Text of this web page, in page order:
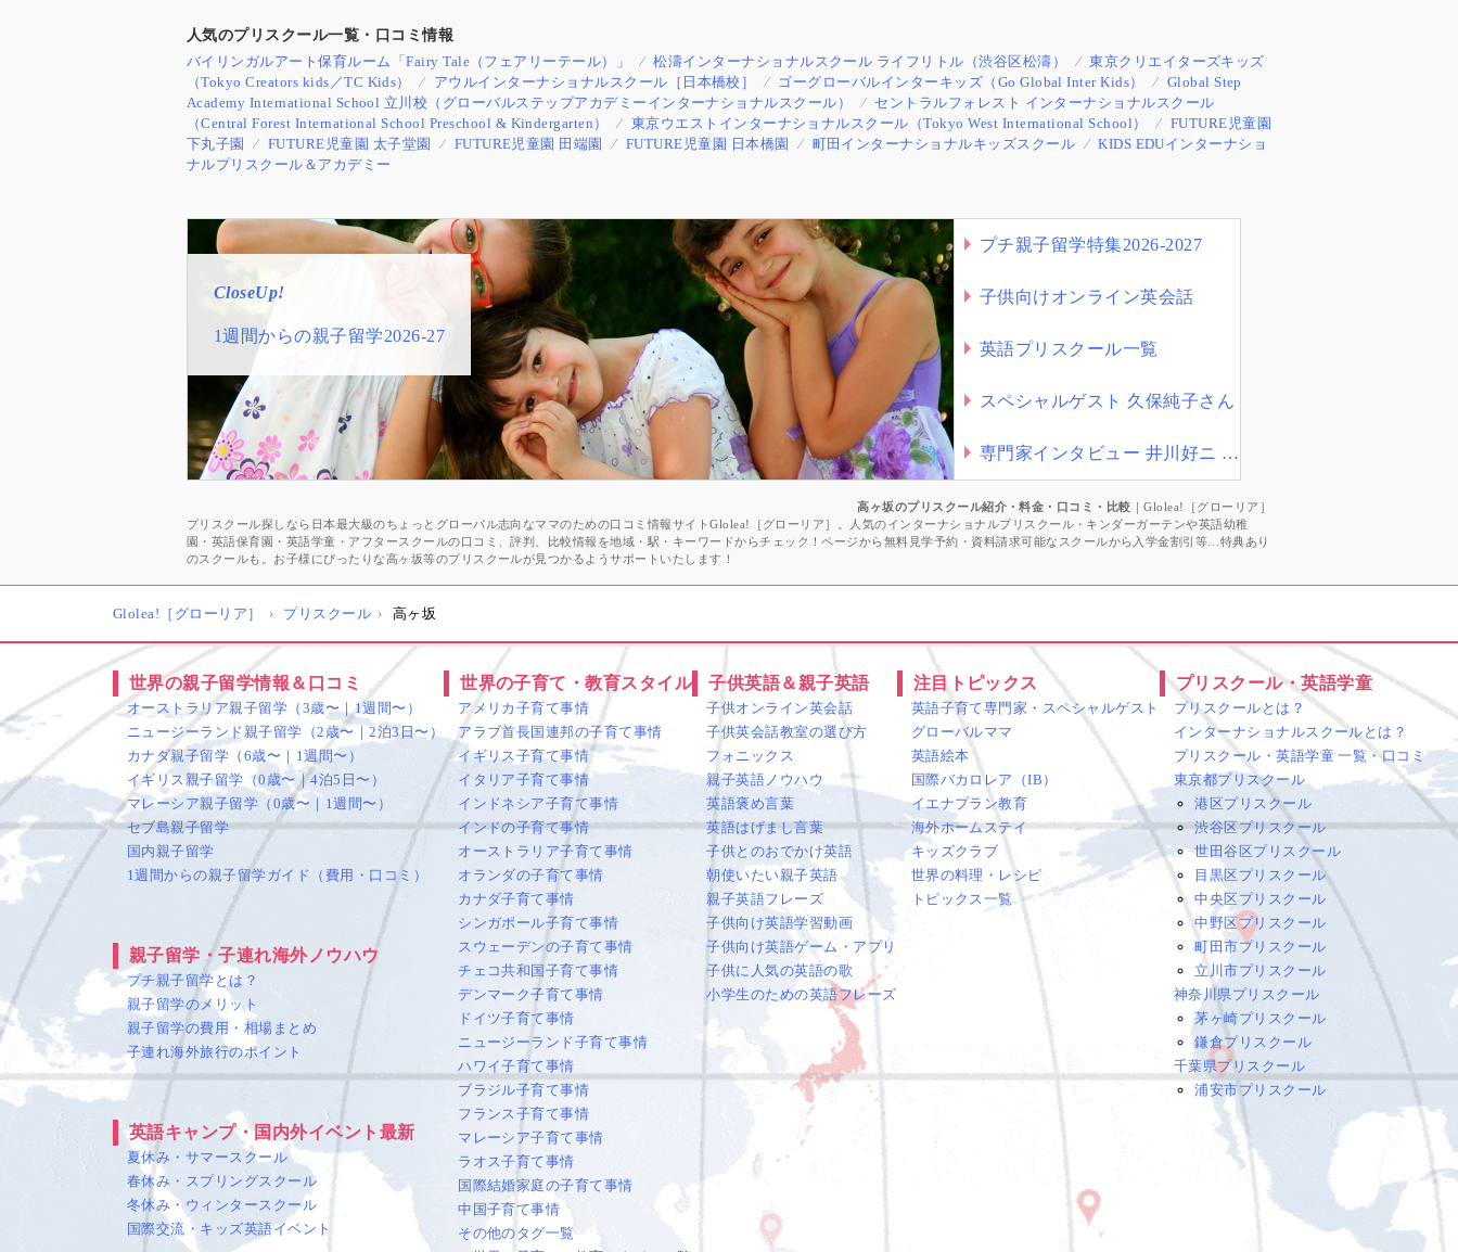
人気のプリスクール一覧・口コミ情報
バイリンガルアート保育ルーム「Fairy Tale（フェアリーテール）」
松濤インターナショナルスクール ライフリトル（渋谷区松濤）
東京クリエイターズキッズ
（Tokyo Creators kids／TC Kids）
アウルインターナショナルスクール［日本橋校］ ゴーグローバルインターキッズ（Go Global Inter Kids）
Global Step
Academy International School 立川校（グローバルステップアカデミーインターナショナルスクール）
セントラルフォレスト インターナショナルスクール
（Central Forest International School Preschool & Kindergarten）
東京ウエストインターナショナルスクール（Tokyo West International School）
FUTURE児童園
下丸子園
FUTURE児童園 太子堂園 FUTURE児童園 田端園 FUTURE児童園 日本橋園 町田インターナショナルキッズスクール
KIDS EDUインターナショ
ナルプリスクール＆アカデミー
CloseUp!
1週間からの親子留学2026-27
プチ親子留学特集2026-2027
CloseUp!
子供向けオンライン英会話
子供向けオンライン英会話
CloseUp!
おすすめ★英語プリスクール一覧
英語プリスクール一覧
CloseUp!
スペシャルゲストメッセージ
久保純子さん
スペシャルゲスト 久保純子さん
CloseUp!
井川好ニ 教育学博士インタビュー
幼少期に海外経験をする良さ
専門家インタビュー 井川好ニ 教育学博士
高ヶ坂のプリスクール紹介・料金・口コミ・比較 ｜Glolea!［グローリア］
プリスクール探しなら日本最大級のちょっとグローバル志向なママのための口コミ情報サイトGlolea!［グローリア］。人気のインターナショナルプリスクール・キンダーガーテンや英語幼稚
園・英語保育園・英語学童・アフタースクールの口コミ、評判、比較情報を地域・駅・キーワードからチェック！ページから無料見学予約・資料請求可能なスクールから入学金割引等…特典あり
のスクールも。お子様にぴったりな高ヶ坂等のプリスクールが見つかるようサポートいたします！
Glolea!［グローリア］ プリスクール 高ヶ坂
世界の親子留学情報＆口コミ
オーストラリア親子留学（3歳〜｜1週間〜）
ニュージーランド親子留学（2歳〜｜2泊3日〜）
カナダ親子留学（6歳〜｜1週間〜）
イギリス親子留学（0歳〜｜4泊5日〜）
マレーシア親子留学（0歳〜｜1週間〜）
セブ島親子留学
国内親子留学
1週間からの親子留学ガイド（費用・口コミ）
親子留学・子連れ海外ノウハウ
プチ親子留学とは？
親子留学のメリット
親子留学の費用・相場まとめ
子連れ海外旅行のポイント
英語キャンプ・国内外イベント最新
夏休み・サマースクール
春休み・スプリングスクール
冬休み・ウィンタースクール
国際交流・キッズ英語イベント
世界の子育て・教育スタイル
アメリカ子育て事情
アラブ首長国連邦の子育て事情
イギリス子育て事情
イタリア子育て事情
インドネシア子育て事情
インドの子育て事情
オーストラリア子育て事情
オランダの子育て事情
カナダ子育て事情
シンガポール子育て事情
スウェーデンの子育て事情
チェコ共和国子育て事情
デンマーク子育て事情
ドイツ子育て事情
ニュージーランド子育て事情
ハワイ子育て事情
ブラジル子育て事情
フランス子育て事情
マレーシア子育て事情
ラオス子育て事情
国際結婚家庭の子育て事情
中国子育て事情
その他のタグ一覧
子供英語＆親子英語
子供オンライン英会話
子供英会話教室の選び方
フォニックス
親子英語ノウハウ
英語褒め言葉
英語はげまし言葉
子供とのおでかけ英語
朝使いたい親子英語
親子英語フレーズ
子供向け英語学習動画
子供向け英語ゲーム・アプリ
子供に人気の英語の歌
小学生のための英語フレーズ
注目トピックス
英語子育て専門家・スペシャルゲスト
グローバルママ
英語絵本
国際バカロレア（IB）
イエナプラン教育
海外ホームステイ
キッズクラブ
世界の料理・レシピ
トピックス一覧
プリスクール・英語学童
プリスクールとは？
インターナショナルスクールとは？
プリスクール・英語学童 一覧・口コミ
東京都プリスクール
港区プリスクール
渋谷区プリスクール
世田谷区プリスクール
目黒区プリスクール
中央区プリスクール
中野区プリスクール
町田市プリスクール
立川市プリスクール
神奈川県プリスクール
茅ヶ崎プリスクール
鎌倉プリスクール
千葉県プリスクール
浦安市プリスクール